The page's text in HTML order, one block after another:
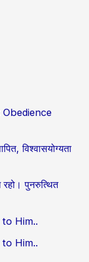
Obedience
विश्वासयोग्यता
पुनरुत्थित
Him..
Him..